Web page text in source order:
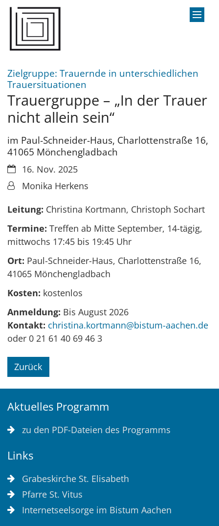
Zum Inhalt springen
Zielgruppe: Trauernde in unterschiedlichen
Trauersituationen
Trauergruppe – „In der Trauer
nicht allein sein“
im Paul-Schneider-Haus, Charlottenstraße 16,
41065 Mönchengladbach
Datum:16. Nov. 2025
Von:Monika Herkens
Leitung: Christina Kortmann, Christoph Sochart
Termine: Treffen ab Mitte September, 14-tägig,
mittwochs 17:45 bis 19:45 Uhr
Ort: Paul-Schneider-Haus, Charlottenstraße 16,
41065 Mönchengladbach
Kosten: kostenlos
Anmeldung: Bis August 2026
Kontakt: christina.kortmann@bistum-aachen.de
oder 0 21 61 40 69 46 3
Zurück
Aktuelles Programm
zu den PDF-Dateien des Programms
Links
Grabeskirche St. Elisabeth
Pfarre St. Vitus
Internetseelsorge im Bistum Aachen